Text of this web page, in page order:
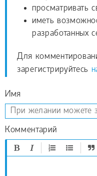
просматривать
иметь
разработанных
Для
зарегистрируйтесь
Имя
Комментарий